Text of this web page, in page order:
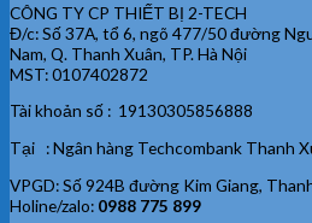
CÔNG TY CP THIẾT BỊ 2-TECH
Đ/c: Số 37A, tổ 6, ngõ 477/50 đường
Nam, Q. Thanh Xuân, TP. Hà Nội
MST: 0107402872
Tài khoản số : 19130305856888
Tại : Ngân hàng Techcombank Thanh
VPGD: Số 924B đường Kim Giang,
Holine/zalo: 0988 775 899